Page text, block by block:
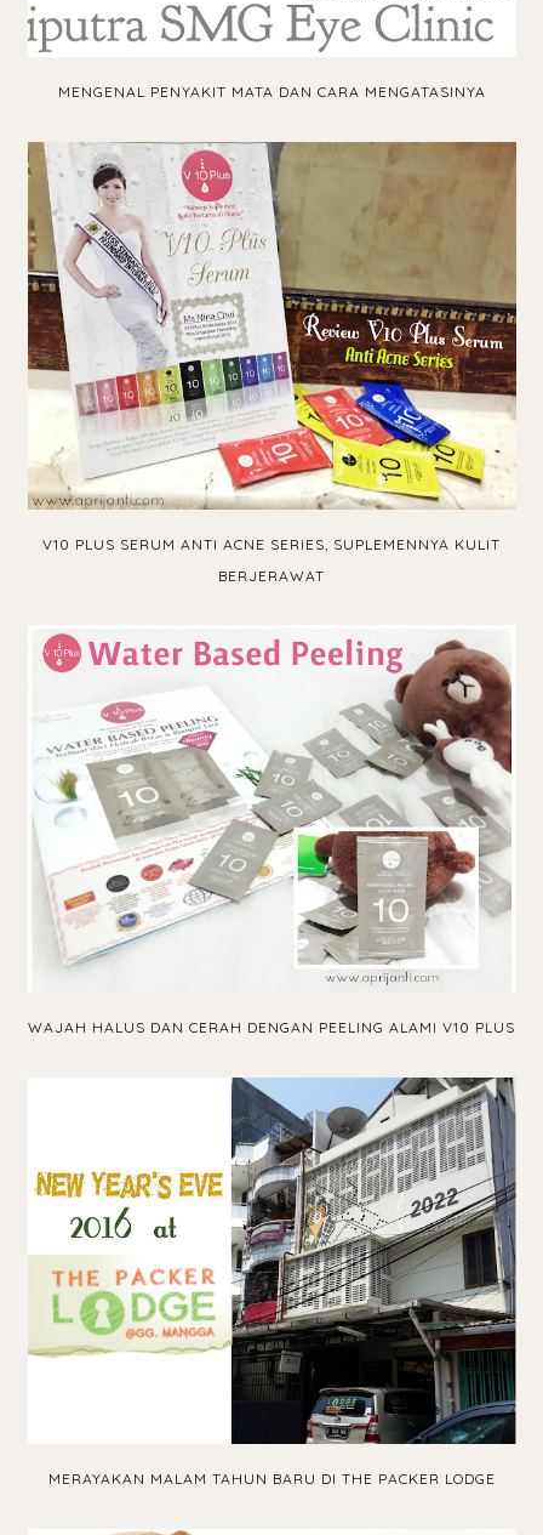
MENGENAL PENYAKIT MATA DAN CARA MENGATASINYA
V10 PLUS SERUM ANTI ACNE SERIES, SUPLEMENNYA KULIT
BERJERAWAT
WAJAH HALUS DAN CERAH DENGAN PEELING ALAMI V10 PLUS
MERAYAKAN MALAM TAHUN BARU DI THE PACKER LODGE